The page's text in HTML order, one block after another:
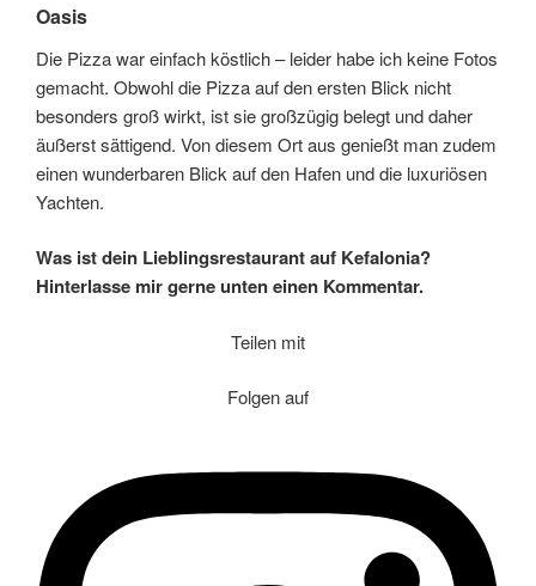
Oasis
Die Pizza war einfach köstlich – leider habe ich keine Fotos
gemacht. Obwohl die Pizza auf den ersten Blick nicht
besonders groß wirkt, ist sie großzügig belegt und daher
äußerst sättigend. Von diesem Ort aus genießt man zudem
einen wunderbaren Blick auf den Hafen und die luxuriösen
Yachten.
Was ist dein Lieblingsrestaurant auf Kefalonia?
Hinterlasse mir gerne unten einen Kommentar.
Teilen mit
Folgen auf